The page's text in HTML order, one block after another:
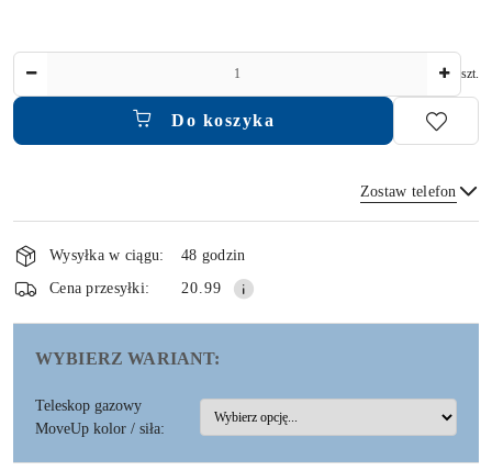
szt.
Do koszyka
Zostaw telefon
Wyślij
Dostępność
i
dostawa
Wysyłka w ciągu:
48 godzin
Cena przesyłki:
20.99
WYBIERZ WARIANT:
Teleskop gazowy
MoveUp kolor / siła: